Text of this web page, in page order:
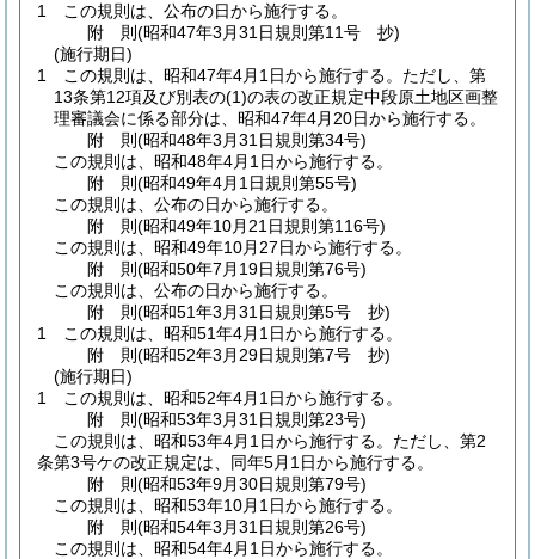
1
この規則は、公布の日から施行する。
附 則(昭和47年3月31日規則第11号 抄)
(施行期日)
1
この規則は、昭和47年4月1日から施行する。 ただし、第
13条第12項及び別表の(1)の表の改正規定中段原土地区画整
理審議会に係る部分は、昭和47年4月20日から施行する。
附 則(昭和48年3月31日規則第34号)
この規則は、昭和48年4月1日から施行する。
附 則(昭和49年4月1日規則第55号)
この規則は、公布の日から施行する。
附 則(昭和49年10月21日規則第116号)
この規則は、昭和49年10月27日から施行する。
附 則(昭和50年7月19日規則第76号)
この規則は、公布の日から施行する。
附 則(昭和51年3月31日規則第5号 抄)
1
この規則は、昭和51年4月1日から施行する。
附 則(昭和52年3月29日規則第7号 抄)
(施行期日)
1
この規則は、昭和52年4月1日から施行する。
附 則(昭和53年3月31日規則第23号)
この規則は、昭和53年4月1日から施行する。 ただし、第2
条第3号ケの改正規定は、同年5月1日から施行する。
附 則(昭和53年9月30日規則第79号)
この規則は、昭和53年10月1日から施行する。
附 則(昭和54年3月31日規則第26号)
この規則は、昭和54年4月1日から施行する。